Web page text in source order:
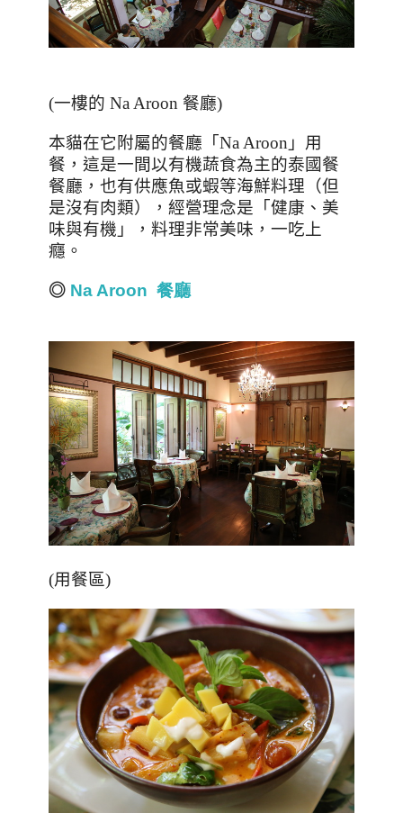
(一樓的 Na Aroon 餐廳)
本貓在它附屬的餐廳「 Na Aroon 」用
餐，這是一間以有機蔬食為主的泰國餐
餐廳，也有供應魚或蝦等海鮮料理（但
是沒有肉類），經營理念是「健康、美
味與有機」，料理非常美味，一吃上
癮。
◎ Na Aroon 餐廳
(用餐區)